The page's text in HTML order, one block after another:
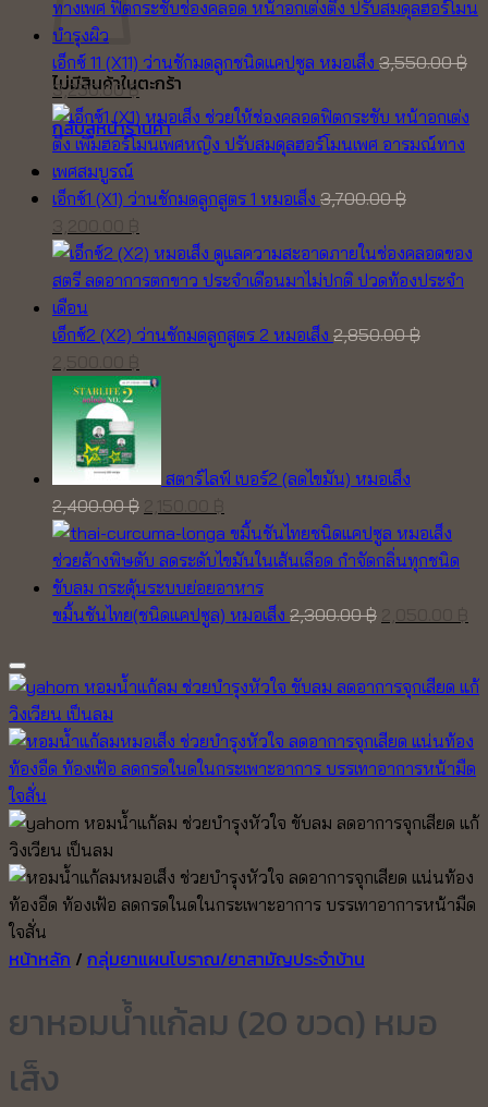
ไม่มีสินค้าในตะกร้า
กลับสู่หน้าร้านค้า
เอ็กซ์ 11 (X11) ว่านชักมดลูกชนิดแคปซูล หมอเส็ง 3,550.00฿
Original
price
was:
3,550.00 ฿.
3,250.00฿Current
price
is:
เอ็กซ์1 (X1) ว่านชักมดลูกสูตร 1 หมอเส็ง 3,700.00฿
price
was:
3,700.00 ฿.
price
is:
เอ็กซ์2 (X2) ว่านชักมดลูกสูตร 2 หมอเส็ง 2,850.00฿
price
was:
2,850.00 ฿.
price
is:
2,500.00 ฿.
สตาร์ไลฟ์ เบอร์2 (ลดไขมัน) หมอเส็ง
2,400.00฿
price
was:
2,400.00 ฿.
price
is:
2,150.00 ฿.
ขมิ้นชันไทย(ชนิดแคปซูล) หมอเส็ง 2,300.00฿
2,300.00 ฿.
หน้าหลัก / กลุ่มยาแผนโบราณ/ยาสามัญประจำบ้าน
ยาหอมน้ำแก้ลม (20 ขวด) หมอ
เส็ง